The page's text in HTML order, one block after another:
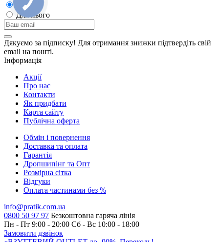
Для неї
Для нього
Дякуємо за підписку! Для отримання знижки підтвердіть свій
email на пошті.
Інформація
Акції
Про нас
Контакти
Як придбати
Карта сайту
Публiчна оферта
Обмін і повернення
Доставка та оплата
Гарантiя
Дропшипінг та Опт
Розмірна сітка
Відгуки
Оплата частинами без %
info@pratik.com.ua
0800 50 97 97 Безкоштовна гаряча лінія
Пн - Пт 9:00 - 20:00 Сб - Вс 10:00 - 18:00
Замовити дзвінок